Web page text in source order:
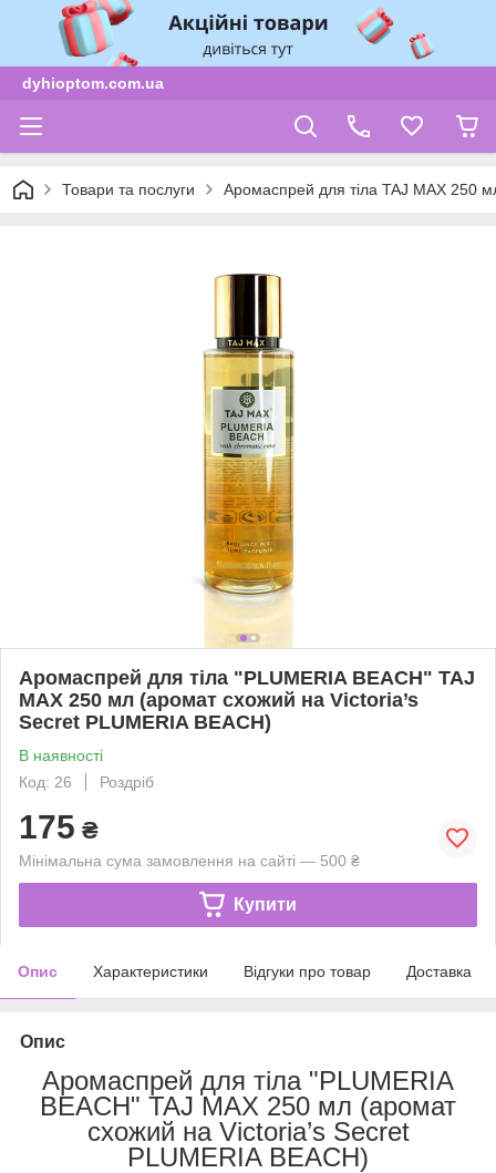
dyhioptom.com.ua
Товари та послуги Аромаспрей для тіла TAJ MAX 250
Аромаспрей для тіла "PLUMERIA BEACH" TAJ
MAX 250 мл (аромат схожий на Victoria’s
Secret PLUMERIA BEACH)
В наявності
Код: 26
Роздріб
175 ₴
Мінімальна сума замовлення на сайті — 500 ₴
Купити
Опис Характеристики Відгуки про товар Доставка
Опис
Аромаспрей для тіла "PLUMERIA
BEACH" TAJ MAX 250 мл (аромат
схожий на Victoria’s Secret
PLUMERIA BEACH)